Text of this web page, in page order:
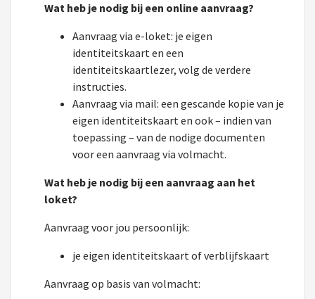
Wat heb je nodig bij een online aanvraag?
Aanvraag via e-loket: je eigen
identiteitskaart en een
identiteitskaartlezer, volg de verdere
instructies.
Aanvraag via mail: een gescande kopie van je
eigen identiteitskaart en ook – indien van
toepassing – van de nodige documenten
voor een aanvraag via volmacht.
Wat heb je nodig bij een aanvraag aan het
loket?
Aanvraag voor jou persoonlijk:
je eigen identiteitskaart of verblijfskaart
Aanvraag op basis van volmacht: